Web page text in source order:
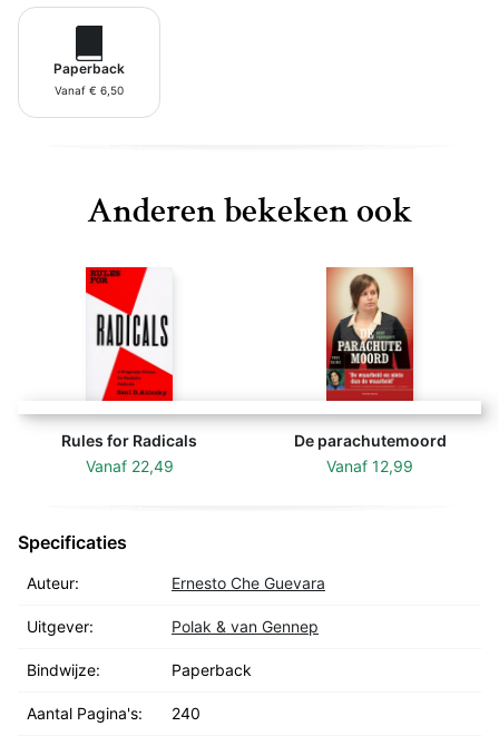
Paperback
Vanaf € 6,50
Anderen bekeken ook
Rules for Radicals
Vanaf 22,49
De parachutemoord
Vanaf 12,99
Specificaties
Auteur: Ernesto Che Guevara
Uitgever: Polak & van Gennep
Bindwijze: Paperback
Aantal Pagina's: 240